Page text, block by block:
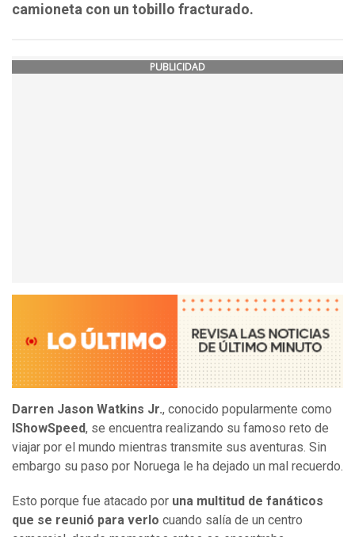
camioneta con un tobillo fracturado.
PUBLICIDAD
Darren Jason Watkins Jr., conocido popularmente como
IShowSpeed, se encuentra realizando su famoso reto de
viajar por el mundo mientras transmite sus aventuras. Sin
embargo su paso por Noruega le ha dejado un mal recuerdo.
Esto porque fue atacado por una multitud de fanáticos
que se reunió para verlo cuando salía de un centro